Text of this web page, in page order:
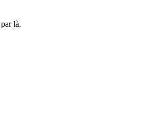
là.